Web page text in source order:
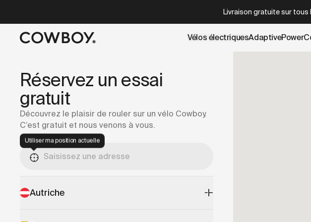
Livraison gratuite sur tous
Vélos électriquesAdaptivePower
mais il y a des test rides par-là
Réservez un essai
gratuit
Découvrez le plaisir de rouler sur un vélo Cowboy.
C’est gratuit et nous venons à vous.
Utiliser ma position actuelle
Autriche